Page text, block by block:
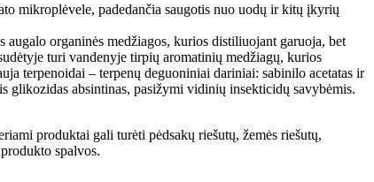
mikroplėvele, padedančia saugotis nuo uodų ir kitų įkyrių
organinės medžiagos, kurios distiliuojant garuoja, bet
turi vandenyje tirpių aromatinių medžiagų, kurios
terpenoidai – terpenų deguoniniai dariniai: sabinilo acetatas ir
absintinas, pasižymi vidinių insekticidų savybėmis.
produktai gali turėti pėdsakų riešutų, žemės riešutų,
spalvos.